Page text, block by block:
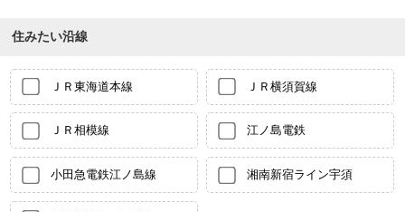
住みたい沿線
ＪＲ東海道本線 ＪＲ横須賀線
ＪＲ相模線 江ノ島電鉄
小田急電鉄江ノ島線 湘南新宿ライン宇須